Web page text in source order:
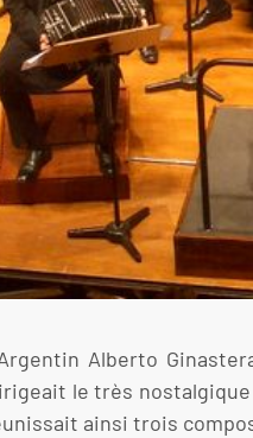
Alberto
le très
ainsi trois